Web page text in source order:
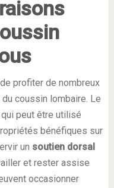
profiter de nombreux
coussin lombaire. Le
peut être utilisé
bénéfiques sur
un soutien dorsal
et rester assise
occasionner